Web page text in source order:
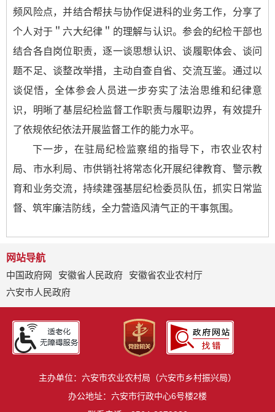
频风险点，并结合帮扶与协作促进科的业务工作，分享了
个人对于＂六大纪律＂的理解与认识。参会的纪检干部也
结合各自岗位职责，逐一谈思想认识、谈履职体会、谈问
题不足、谈整改举措，主动自查自省、交流互鉴。通过以
谈促悟，全体参会人员进一步夯实了法治思维和纪律意
识，明晰了基层纪检监督工作职责与履职边界，有效提升
了依规依纪依法开展监督工作的能力水平。
下一步，在驻局纪检监察组的指导下，市农业农村
局、市水利局、市供销社将常态化开展纪律教育、警示教
育和业务交流，持续建强基层纪检委员队伍，抓实日常监
督、筑牢廉洁防线，全力营造风清气正的干事氛围。
网站导航
中国政府网
安徽省人民政府
安徽省农业农村厅
六安市人民政府
主办单位：六安市农业农村局（六安市乡村振兴局）
办公地址：六安市行政中心6号楼2楼